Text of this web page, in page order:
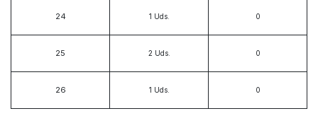
24 1 Uds.
25 2 Uds.
26 1 Uds.